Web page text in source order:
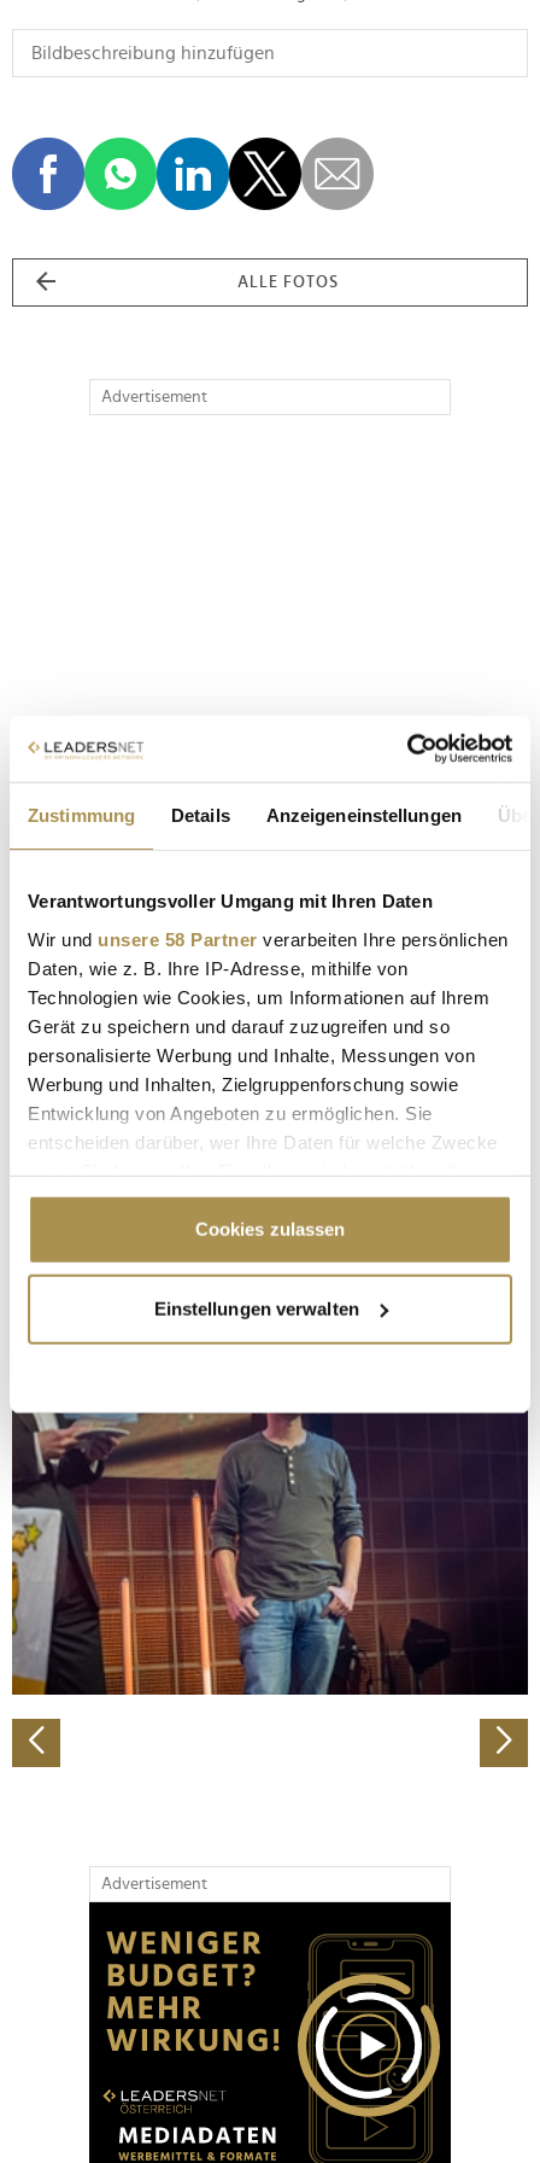
Zustimmung Details Anzeigeneinstellungen
Verantwortungsvoller Umgang mit Ihren Daten
Wir und unsere 58 Partner verarbeiten Ihre persönlichen
Daten, wie z. B. Ihre IP-Adresse, mithilfe von
Technologien wie Cookies, um Informationen auf Ihrem
Gerät zu speichern und darauf zuzugreifen und so
personalisierte Werbung und Inhalte, Messungen von
Werbung und Inhalten, Zielgruppenforschung sowie
Entwicklung von Angeboten zu ermöglichen. Sie
entscheiden darüber, wer Ihre Daten für welche Zwecke
Cookie-Erklärung oder durch Klicken auf das Privacy
Trigger Symbol ändern oder widerrufen
Informationen über Ihre geografische Lage
erfassen, welche bis auf einige Meter genau sein
bestimmten Merkmalen (Fingerprinting) identifizieren
Erfahren Sie mehr darüber, wie Ihre persönlichen Daten
verarbeitet werden, und legen Sie Ihre Präferenzen im
Abschnitt Einzelheitenfest.
Wir verwenden Cookies, um Inhalte und Anzeigen zu
personalisieren, Funktionen für soziale Medien anbieten
zu können und die Zugriffe auf unsere Website zu
analysieren. Außerdem geben wir Informationen zu Ihrer
Verwendung unserer Website an unsere Partner für
soziale Medien, Werbung und Analysen weiter. Unsere
Partner führen diese Informationen möglicherweise mit
Cookies zulassen
Einstellungen verwalten
ALLE FOTOS
Advertisement
Advertisement